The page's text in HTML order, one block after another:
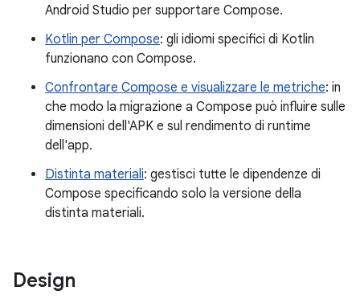
Android Studio per supportare Compose.
Kotlin per Compose: gli idiomi specifici di Kotlin
funzionano con Compose.
Confrontare Compose e visualizzare le metriche: in
che modo la migrazione a Compose può influire sulle
dimensioni dell'APK e sul rendimento di runtime
dell'app.
Distinta materiali: gestisci tutte le dipendenze di
Compose specificando solo la versione della
distinta materiali.
Design